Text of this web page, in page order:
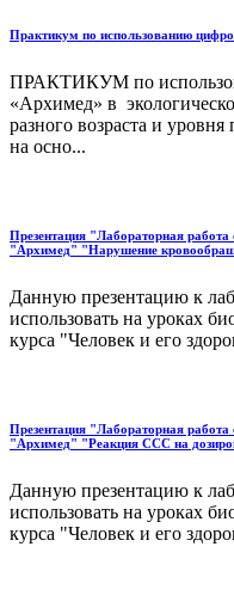
Практикум по использованию
ПРАКТИКУМ по
«Архимед» в
разного возраста и
на осно...
Презентация "Лабораторная
"Архимед" "Нарушение
Данную презентацию к
использовать на уроках
курса "Человек и его
Презентация "Лабораторная
"Архимед" "Реакция ССС на
Данную презентацию к
использовать на уроках
курса "Человек и его